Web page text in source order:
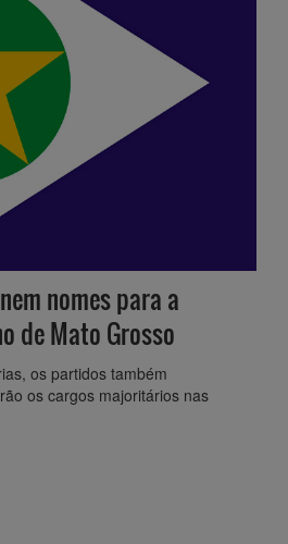
nomes para a
de Mato Grosso
os partidos também
os cargos majoritários nas